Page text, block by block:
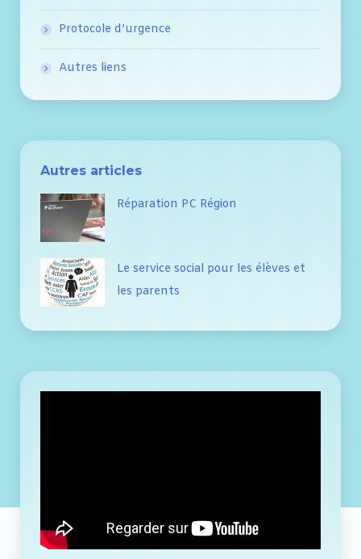
Protocole d’urgence
Autres liens
Autres articles
Réparation PC Région
Le service social pour les élèves et
les parents